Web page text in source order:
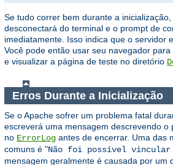
Se tudo correr bem durante a
desconectará do terminal e o prompt de
imediatamente. Isso indica que o servidor
Você pode então usar seu navegador
e visualizar a página de teste no diretório
Erros Durante a Inicialização
Se o Apache sofrer um problema fatal
escreverá uma mensagem descrevendo o
no ErrorLog antes de encerrar. Uma das
comuns é "Não foi possível
mensagem geralmente é causada por um